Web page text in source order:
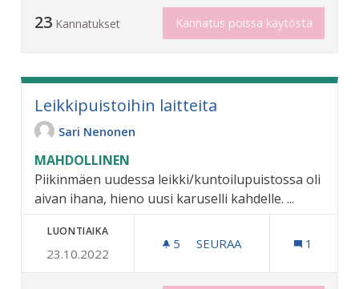
23 Kannatukset Kannatus poissa käytöstä
Leikkipuistoihin laitteita
Sari Nenonen
MAHDOLLINEN
Piikinmäen uudessa leikki/kuntoilupuistossa oli
aivan ihana, hieno uusi karuselli kahdelle. ...
LUONTIAIKA
23.10.2022
5 5 SEURAAJAA
SEURAA 1